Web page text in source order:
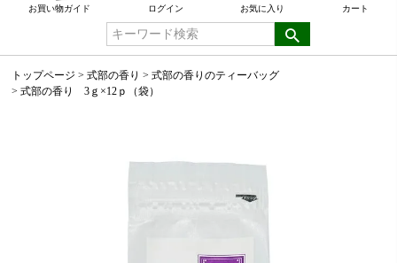
お買い物ガイド ログイン お気に入り カート
トップページ 式部の香り
式部の香りのティーバッグ
式部の香り 3ｇ×12ｐ（袋）